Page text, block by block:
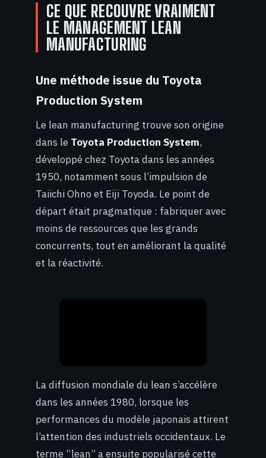
CE QUE RECOUVRE VRAIMENT
LE MANAGEMENT LEAN
MANUFACTURING
Une méthode issue du Toyota
Production System
Le lean manufacturing trouve son origine
dans le Toyota Production System,
développé chez Toyota dans les années
1950, notamment sous l’impulsion de
Taiichi Ohno et Eiji Toyoda. Le point de
départ était pragmatique : fabriquer avec
moins de ressources que les grands
concurrents, tout en améliorant la qualité
et la réactivité.
La diffusion mondiale du lean s’accélère
dans les années 1980, lorsque les
performances du modèle japonais attirent
l’attention des industriels occidentaux. Le
terme “lean” a ensuite popularisé cette